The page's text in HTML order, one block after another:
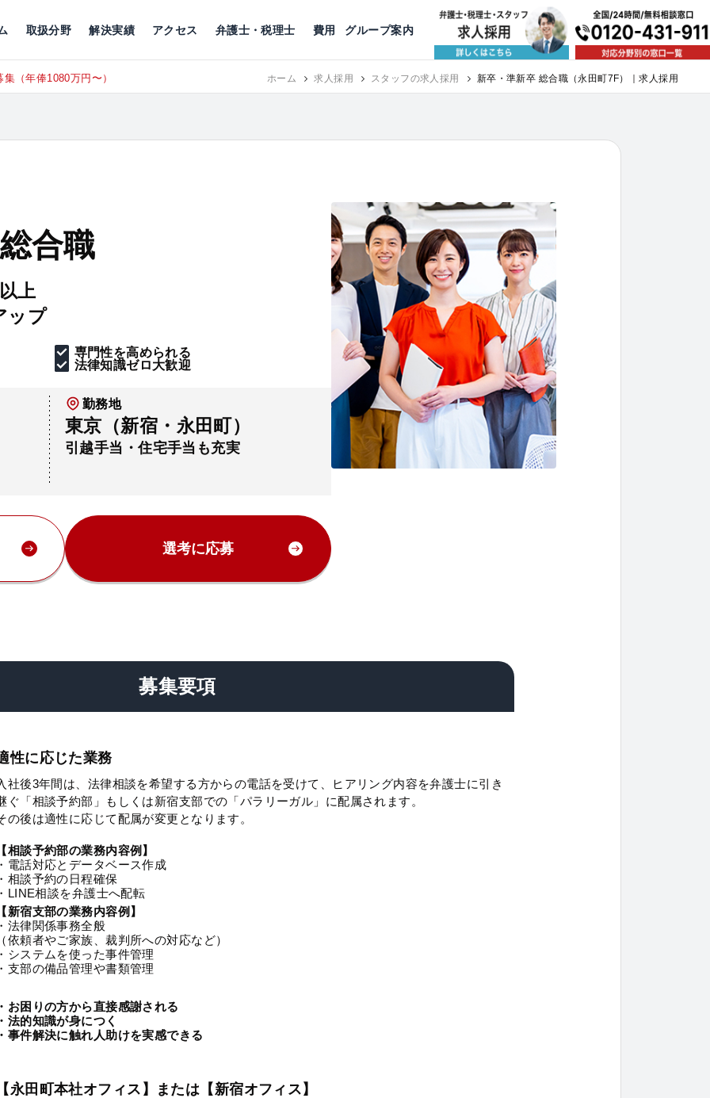
取扱分野
公益活動
解決実績 アクセス
京都 神戸 福岡
弁護士・税理士 費用 グループ案内
（年俸1080万円〜） RECRUIT 東京にて、相談予約スタッフ募集（月給38万以上）
合職
上
ップ
専門性を高められる
法律知識ゼロ大歓迎
勤務地
東京（新宿・永田町）
引越手当・住宅手当も充実
選考に応募
募集要項
性に応じた業務
社後3年間は、法律相談を希望する方からの電話を受けて、ヒアリング内容を弁護士に引き
ぐ「相談予約部」もしくは新宿支部での「パラリーガル」に配属されます。
の後は適性に応じて配属が変更となります。
相談予約部の業務内容例】
電話対応とデータベース作成
相談予約の日程確保
LINE相談を弁護士へ配転
新宿支部の業務内容例】
法律関係事務全般
依頼者やご家族、裁判所への対応など）
システムを使った事件管理
支部の備品管理や書類管理
お困りの方から直接感謝される
法的知識が身につく
事件解決に触れ人助けを実感できる
永田町本社オフィス】または【新宿オフィス】
ホーム 求人採用 スタッフの求人採用 新卒・準新卒 総合職（永田町7F）｜求人採用